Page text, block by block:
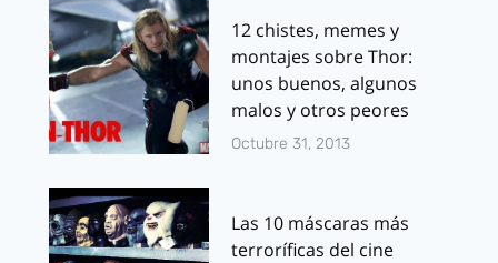
12 chistes, memes y
montajes sobre Thor:
unos buenos, algunos
malos y otros peores
Octubre 31, 2013
Las 10 máscaras más
terroríficas del cine